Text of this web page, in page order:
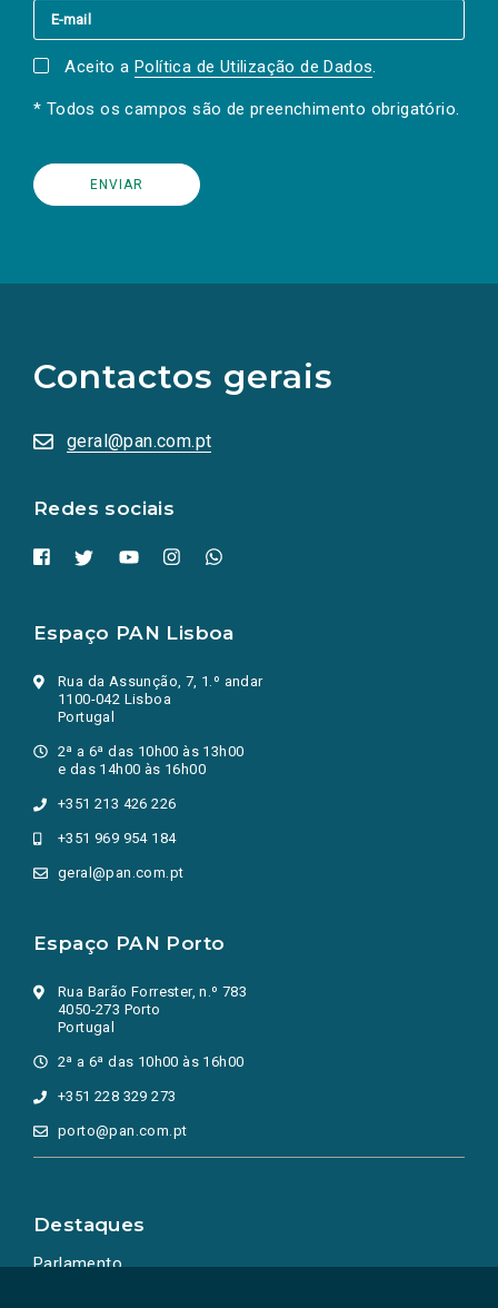
Aceito a Política de Utilização de Dados.
* Todos os campos são de preenchimento obrigatório.
Contactos gerais
geral@pan.com.pt
Redes sociais
redes
sociais
numa
nova
Espaço PAN Lisboa
Rua da Assunção, 7, 1.º andar
1100-042 Lisboa
Portugal
2ª a 6ª das 10h00 às 13h00
e das 14h00 às 16h00
+351 213 426 226
+351 969 954 184
geral@pan.com.pt
Espaço PAN Porto
Rua Barão Forrester, n.º 783
4050-273 Porto
Portugal
2ª a 6ª das 10h00 às 16h00
+351 228 329 273
porto@pan.com.pt
Destaques
Parlamento